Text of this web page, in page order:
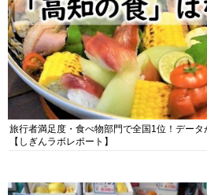
旅行者満足度・食べ物部門で全国1位！デー
【しぎんラボレポート】